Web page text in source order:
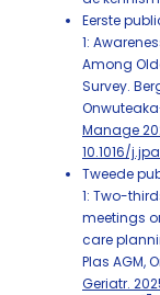
Eerste
1:
Among
Survey.
Manage
10.1016/
Tweede
1: Two-
meetings
care
Plas AGM,
Geriatr.